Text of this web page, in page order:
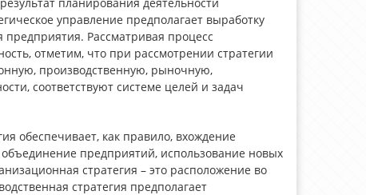
управление предполагает выработку
предприятия. Рассматривая процесс
отметим, что при рассмотрении стратегии
производственную, рыночную,
соответствуют системе целей и задач
обеспечивает, как правило, вхождение
предприятий, использование новых
стратегия – это расположение во
стратегия предполагает